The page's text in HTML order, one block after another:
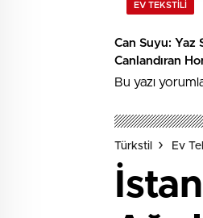
EV TEKSTILI
Can Suyu: Yaz
Canlandıran
Bu yazı
Türkstil Ev